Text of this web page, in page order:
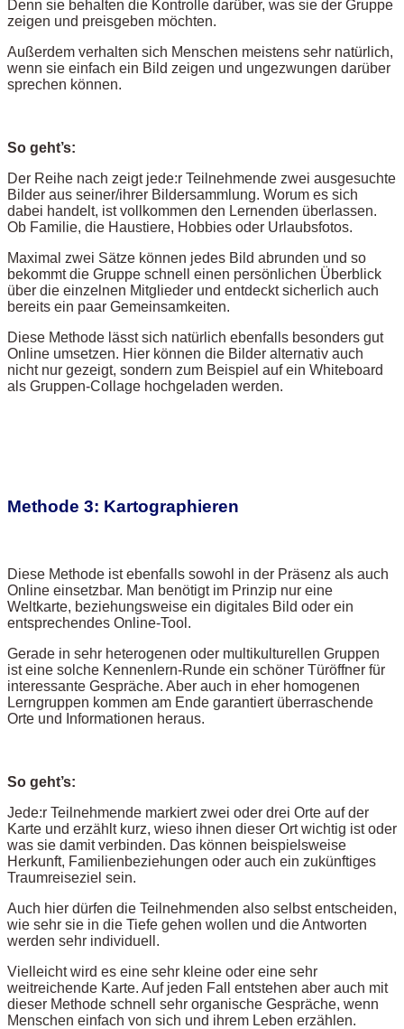
Denn sie behalten die Kontrolle darüber, was sie der Gruppe
zeigen und preisgeben möchten.
Außerdem verhalten sich Menschen meistens sehr natürlich,
wenn sie einfach ein Bild zeigen und ungezwungen darüber
sprechen können.
So geht’s:
Der Reihe nach zeigt jede:r Teilnehmende zwei ausgesuchte
Bilder aus seiner/ihrer Bildersammlung. Worum es sich
dabei handelt, ist vollkommen den Lernenden überlassen.
Ob Familie, die Haustiere, Hobbies oder Urlaubsfotos.
Maximal zwei Sätze können jedes Bild abrunden und so
bekommt die Gruppe schnell einen persönlichen Überblick
über die einzelnen Mitglieder und entdeckt sicherlich auch
bereits ein paar Gemeinsamkeiten.
Diese Methode lässt sich natürlich ebenfalls besonders gut
Online umsetzen. Hier können die Bilder alternativ auch
nicht nur gezeigt, sondern zum Beispiel auf ein Whiteboard
als Gruppen-Collage hochgeladen werden.
Methode 3: Kartographieren
Diese Methode ist ebenfalls sowohl in der Präsenz als auch
Online einsetzbar. Man benötigt im Prinzip nur eine
Weltkarte, beziehungsweise ein digitales Bild oder ein
entsprechendes Online-Tool.
Gerade in sehr heterogenen oder multikulturellen Gruppen
ist eine solche Kennenlern-Runde ein schöner Türöffner für
interessante Gespräche. Aber auch in eher homogenen
Lerngruppen kommen am Ende garantiert überraschende
Orte und Informationen heraus.
So geht’s:
Jede:r Teilnehmende markiert zwei oder drei Orte auf der
Karte und erzählt kurz, wieso ihnen dieser Ort wichtig ist oder
was sie damit verbinden. Das können beispielsweise
Herkunft, Familienbeziehungen oder auch ein zukünftiges
Traumreiseziel sein.
Auch hier dürfen die Teilnehmenden also selbst entscheiden,
wie sehr sie in die Tiefe gehen wollen und die Antworten
werden sehr individuell.
Vielleicht wird es eine sehr kleine oder eine sehr
weitreichende Karte. Auf jeden Fall entstehen aber auch mit
dieser Methode schnell sehr organische Gespräche, wenn
Menschen einfach von sich und ihrem Leben erzählen.